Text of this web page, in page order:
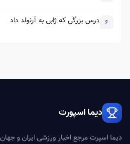
6 درس بزرگی که ژابی به آرنولد داد
دیما اسپورت
دیما اسپرت مرجع اخبار ورزشی ایران و جهان.